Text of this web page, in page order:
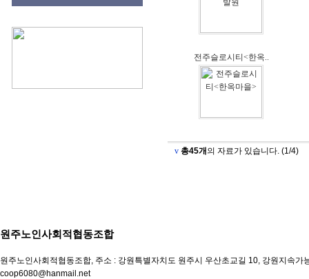
전주슬로시티<한옥..
v 총45개 의 자료가 있습니다. (1/4)
원주노인사회적협동조합
원주노인사회적협동조합, 주소 : 강원특별자치도 원주시 우산초교길 10, 강원지속
coop6080@hanmail.net